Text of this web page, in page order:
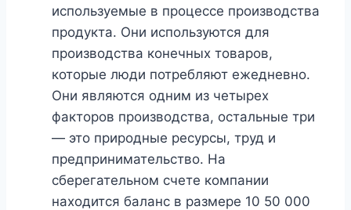
используемые в процессе производства
продукта. Они используются для
производства конечных товаров,
которые люди потребляют ежедневно.
Они являются одним из четырех
факторов производства, остальные три
— это природные ресурсы, труд и
предпринимательство. На
сберегательном счете компании
находится баланс в размере 10 50 000